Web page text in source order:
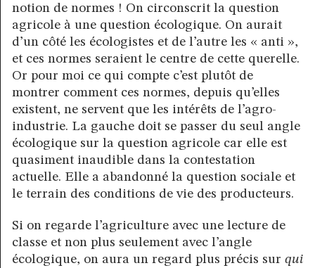
notion de normes ! On circonscrit la question
agricole à une question écologique. On aurait
d’un côté les écologistes et de l’autre les « anti »,
et ces normes seraient le centre de cette querelle.
Or pour moi ce qui compte c’est plutôt de
montrer comment ces normes, depuis qu’elles
existent, ne servent que les intérêts de l’agro-
industrie. La gauche doit se passer du seul angle
écologique sur la question agricole car elle est
quasiment inaudible dans la contestation
actuelle. Elle a abandonné la question sociale et
le terrain des conditions de vie des producteurs.
Si on regarde l’agriculture avec une lecture de
classe et non plus seulement avec l’angle
écologique, on aura un regard plus précis sur qui